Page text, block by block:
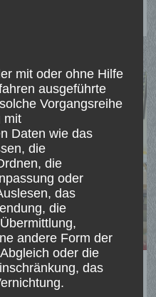
für „Café
mit oder ohne Hilfe
ausgeführte
Vorgangsreihe
mit
Daten wie das
die
die
oder
das
die
andere Form der
oder die
das